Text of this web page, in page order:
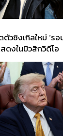
ตัวซิงเกิลใหม่ ‘ร
สดงในมิวสิกวิดีโอ